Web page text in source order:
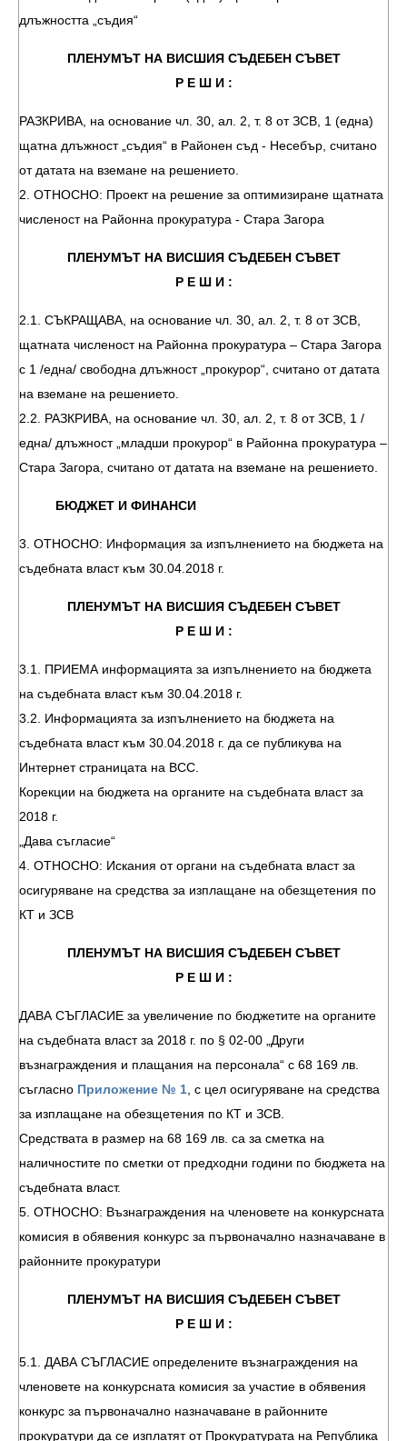
длъжността „съдия“
ПЛЕНУМЪТ НА ВИСШИЯ СЪДЕБЕН СЪВЕТ
Р Е Ш И :
РАЗКРИВА, на основание чл. 30, ал. 2, т. 8 от ЗСВ, 1 (една)
щатна длъжност „съдия“ в Районен съд - Несебър, считано
от датата на вземане на решението.
2. ОТНОСНО: Проект на решение за оптимизиране щатната
численост на Районна прокуратура - Стара Загора
ПЛЕНУМЪТ НА ВИСШИЯ СЪДЕБЕН СЪВЕТ
Р Е Ш И :
2.1. СЪКРАЩАВА, на основание чл. 30, ал. 2, т. 8 от ЗСВ,
щатната численост на Районна прокуратура – Стара Загора
с 1 /една/ свободна длъжност „прокурор“, считано от датата
на вземане на решението.
2.2. РАЗКРИВА, на основание чл. 30, ал. 2, т. 8 от ЗСВ, 1 /
една/ длъжност „младши прокурор“ в Районна прокуратура –
Стара Загора, считано от датата на вземане на решението.
БЮДЖЕТ И ФИНАНСИ
3. ОТНОСНО: Информация за изпълнението на бюджета на
съдебната власт към 30.04.2018 г.
ПЛЕНУМЪТ НА ВИСШИЯ СЪДЕБЕН СЪВЕТ
Р Е Ш И :
3.1. ПРИЕМА информацията за изпълнението на бюджета
на съдебната власт към 30.04.2018 г.
3.2. Информацията за изпълнението на бюджета на
съдебната власт към 30.04.2018 г. да се публикува на
Интернет страницата на ВСС.
Корекции на бюджета на органите на съдебната власт за
2018 г.
„Дава съгласие“
4. ОТНОСНО: Искания от органи на съдебната власт за
осигуряване на средства за изплащане на обезщетения по
КТ и ЗСВ
ПЛЕНУМЪТ НА ВИСШИЯ СЪДЕБЕН СЪВЕТ
Р Е Ш И :
ДАВА СЪГЛАСИЕ за увеличение по бюджетите на органите
на съдебната власт за 2018 г. по § 02-00 „Други
възнаграждения и плащания на персонала“ с 68 169 лв.
съгласно Приложение № 1 , с цел осигуряване на средства
за изплащане на обезщетения по КТ и ЗСВ.
Средствата в размер на 68 169 лв. са за сметка на
наличностите по сметки от предходни години по бюджета на
съдебната власт.
5. ОТНОСНО: Възнаграждения на членовете на конкурсната
комисия в обявения конкурс за първоначално назначаване в
районните прокуратури
ПЛЕНУМЪТ НА ВИСШИЯ СЪДЕБЕН СЪВЕТ
Р Е Ш И :
5.1. ДАВА СЪГЛАСИЕ определените възнаграждения на
членовете на конкурсната комисия за участие в обявения
конкурс за първоначално назначаване в районните
прокуратури да се изплатят от Прокуратурата на Република